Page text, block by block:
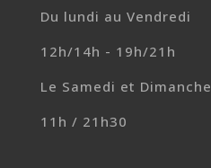
Du lundi au Vendredi
12h/14h - 19h/21h
Le Samedi et Dimanche
11h / 21h30